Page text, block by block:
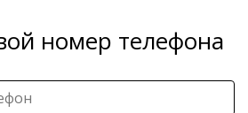
номер телефона